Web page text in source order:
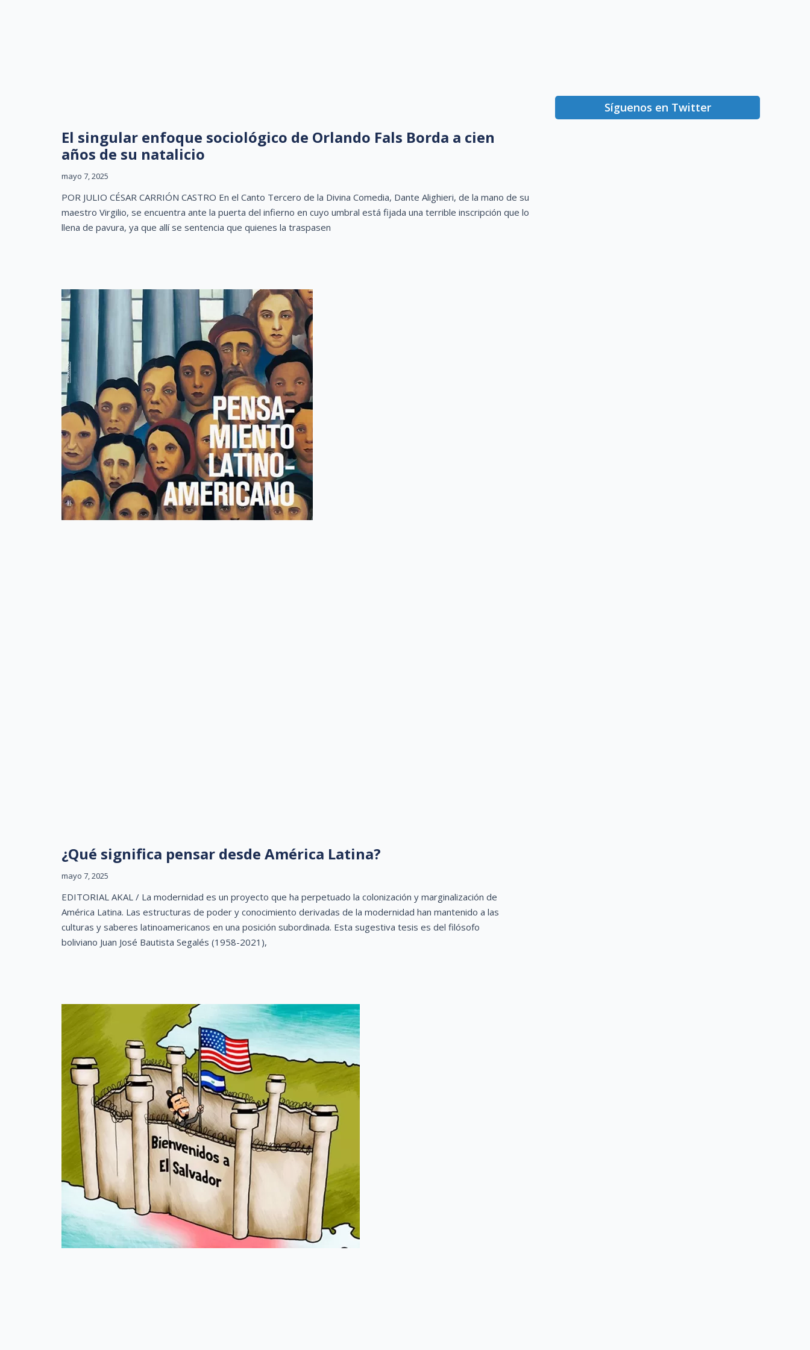
El singular enfoque sociológico de Orlando Fals Borda a cien
años de su natalicio
mayo 7, 2025
POR JULIO CÉSAR CARRIÓN CASTRO En el Canto Tercero de la Divina Comedia, Dante Alighieri, de la mano de su
maestro Virgilio, se encuentra ante la puerta del infierno en cuyo umbral está fijada una terrible inscripción que lo
llena de pavura, ya que allí se sentencia que quienes la traspasen
¿Qué significa pensar desde América Latina?
mayo 7, 2025
EDITORIAL AKAL / La modernidad es un proyecto que ha perpetuado la colonización y marginalización de
América Latina. Las estructuras de poder y conocimiento derivadas de la modernidad han mantenido a las
culturas y saberes latinoamericanos en una posición subordinada. Esta sugestiva tesis es del filósofo
boliviano Juan José Bautista Segalés (1958-2021),
Síguenos en Twitter